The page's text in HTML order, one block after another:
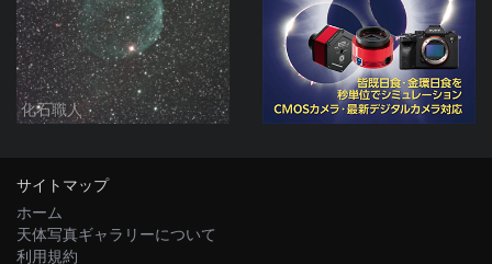
化石職人
サイトマップ
ホーム
天体写真ギャラリーについて
利用規約